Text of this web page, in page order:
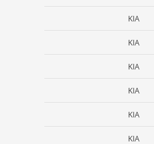
KIA
KIA
KIA
KIA
KIA
KIA